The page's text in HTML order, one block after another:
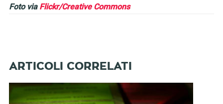
Foto via Flickr/Creative Commons